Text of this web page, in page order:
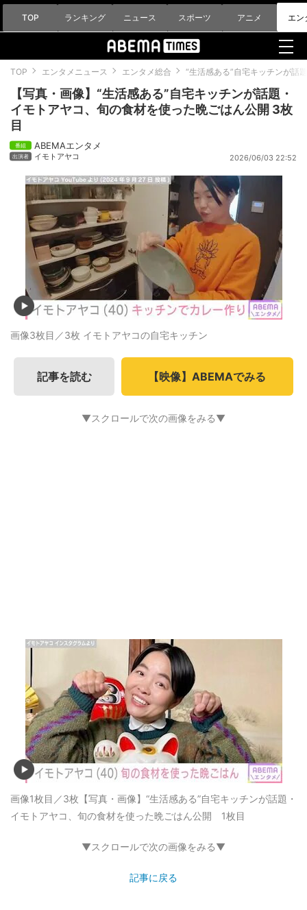
TOP ランキング ニュース スポーツ アニメ エン
TOP エンタメニュース エンタメ総合 “生活感ある”自宅キッチンが話
【写真・画像】“生活感ある”自宅キッチンが話題・
イモトアヤコ、旬の食材を使った晩ごはん公開 3枚
目
ABEMAエンタメ
イモトアヤコ 2026/06/03 22:52
画像3枚目／3枚 イモトアヤコの自宅キッチン
記事を読む 【映像】ABEMAでみる
▼スクロールで次の画像をみる▼
画像1枚目／3枚 【写真・画像】“生活感ある”自宅キッチンが話題・
イモトアヤコ、旬の食材を使った晩ごはん公開 1枚目
▼スクロールで次の画像をみる▼
記事に戻る